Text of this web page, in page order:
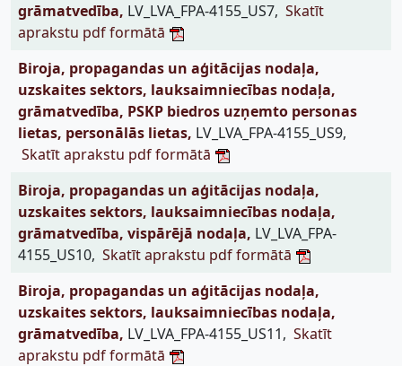
grāmatvedība, LV_LVA_FPA-4155_US7, Skatīt
aprakstu pdf formātā
Biroja, propagandas un aģitācijas nodaļa,
uzskaites sektors, lauksaimniecības nodaļa,
grāmatvedība, PSKP biedros uzņemto personas
lietas, personālās lietas, LV_LVA_FPA-4155_US9,
Skatīt aprakstu pdf formātā
Biroja, propagandas un aģitācijas nodaļa,
uzskaites sektors, lauksaimniecības nodaļa,
grāmatvedība, vispārējā nodaļa, LV_LVA_FPA-
4155_US10, Skatīt aprakstu pdf formātā
Biroja, propagandas un aģitācijas nodaļa,
uzskaites sektors, lauksaimniecības nodaļa,
grāmatvedība, LV_LVA_FPA-4155_US11, Skatīt
aprakstu pdf formātā